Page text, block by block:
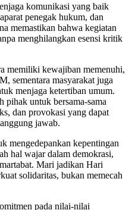
komunikasi yang baik
penegak hukum, dan
memastikan bahwa kegiatan
menghilangkan esensi kritik
memiliki kewajiban memenuhi,
sementara masyarakat juga
menjaga ketertiban umum.
pihak untuk bersama-sama
dan provokasi yang dapat
jawab.
mengedepankan kepentingan
hal wajar dalam demokrasi,
Mari jadikan Hari
solidaritas, bukan memecah
pada nilai-nilai